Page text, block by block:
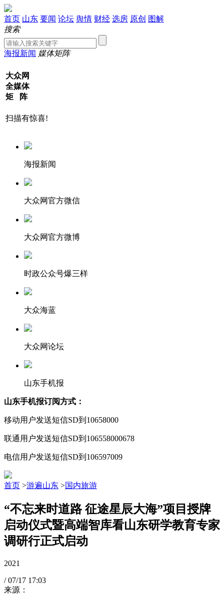
首页 山东 要闻 论坛 舆情 财经 选房 原创 图解
搜索
海报新闻 媒体矩阵
大众网
全媒体
矩 阵
扫描有惊喜!
海报新闻
大众网官方微信
大众网官方微博
时政公众号爆三样
大众海蓝
大众网论坛
山东手机报
山东手机报订阅方式：
移动用户发送短信SD到10658000
联通用户发送短信SD到106558000678
电信用户发送短信SD到106597009
首页 >游遍山东 >国内旅游
“不忘来时道路 征途星辰大海”项目授牌
启动仪式暨高端智库看山东研学教育专家
调研行正式启动
2021
/ 07/17 17:03
来源：